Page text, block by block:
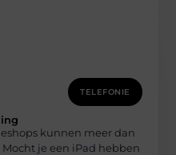
TELEFONIE
kunnen meer dan
je een iPad hebben